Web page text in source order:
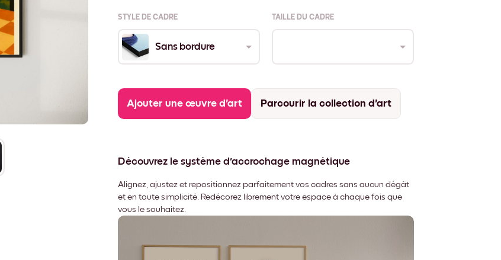
STYLE DE CADRE TAILLE DU CADRE
Sans bordure
Ajouter une œuvre d'art Parcourir la collection d'art
Découvrez le système d'accrochage magnétique
Alignez, ajustez et repositionnez parfaitement vos cadres sans aucun dégât
et en toute simplicité. Redécorez librement votre espace à chaque fois que
vous le souhaitez.